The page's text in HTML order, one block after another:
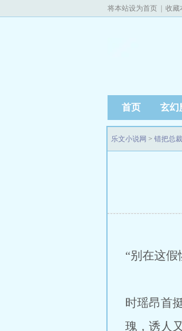
将本站设为首页 收藏
首页 玄幻
乐文小说网 > 错把总
“别在这
时瑶昂首
瑰，诱人